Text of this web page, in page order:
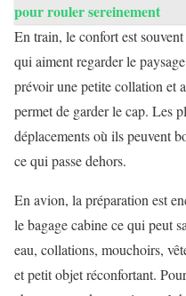
pour rouler sereinement
En train, le confort est
qui aiment regarder le
prévoir une petite collation et
permet de garder le cap. Les
déplacements où ils peuvent
ce qui passe dehors.
En avion, la préparation est
le bagage cabine ce qui peut
eau, collations, mouchoirs,
et petit objet réconfortant.